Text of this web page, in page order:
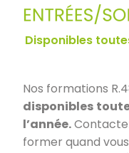
Disponibles
Nos formations
disponibles
l’année.
former quand